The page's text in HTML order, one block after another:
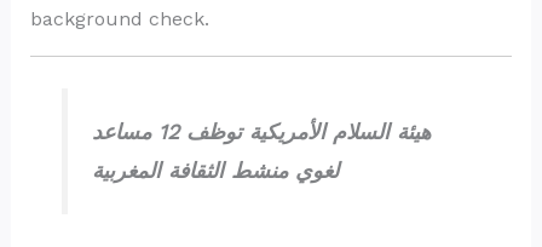
background check.
هيئة السلام الأمريكية توظف 12 مساعد
لغوي منشط الثقافة المغربية